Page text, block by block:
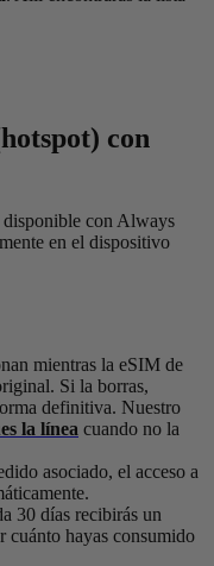
con
con Always
en el dispositivo
mientras la eSIM de
Si la borras,
definitiva. Nuestro
la línea cuando no la
asociado, el acceso a
30 días recibirás un
cuánto hayas consumido